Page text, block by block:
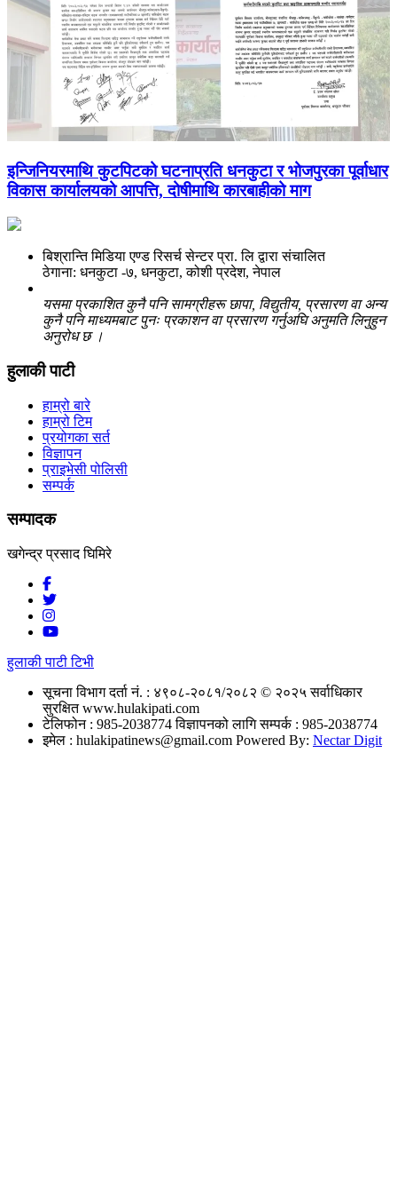
इन्जिनियरमाथि कुटपिटको घटनाप्रति धनकुटा र भोजपुरका पूर्वाधार
विकास कार्यालयको आपत्ति, दोषीमाथि कारबाहीको माग
बिश्रान्ति मिडिया एण्ड रिसर्च सेन्टर प्रा. लि द्वारा संचालित
ठेगाना: धनकुटा -७, धनकुटा, कोशी प्रदेश, नेपाल
यसमा प्रकाशित कुनै पनि सामग्रीहरू छापा, विद्युतीय, प्रसारण वा अन्य
कुनै पनि माध्यमबाट पुनः प्रकाशन वा प्रसारण गर्नुअघि अनुमति लिनुहुन
अनुरोध छ ।
हुलाकी पाटी
हाम्रो बारे
हाम्रो टिम
प्रयोगका सर्त
विज्ञापन
प्राइभेसी पोलिसी
सम्पर्क
सम्पादक
खगेन्द्र प्रसाद घिमिरे
हुलाकी पाटी टिभी
सूचना विभाग दर्ता नं. : ४९०८-२०८१/२०८२ © २०२५ सर्वाधिकार
सुरक्षित www.hulakipati.com
टेलिफोन : 985-2038774विज्ञापनको लागि सम्पर्क : 985-2038774
इमेल : hulakipatinews@gmail.com Powered By: Nectar Digit